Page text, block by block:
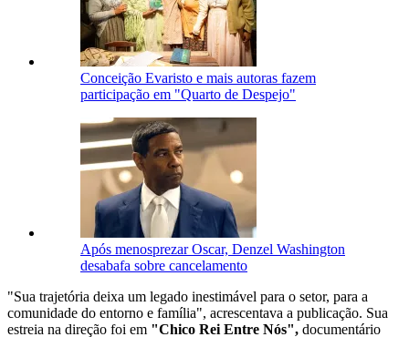
Conceição Evaristo e mais autoras fazem
participação em "Quarto de Despejo"
Após menosprezar Oscar, Denzel Washington
desabafa sobre cancelamento
"Sua trajetória deixa um legado inestimável para o setor, para a
comunidade do entorno e família", acrescentava a publicação. Sua
estreia na direção foi em "Chico Rei Entre Nós", documentário